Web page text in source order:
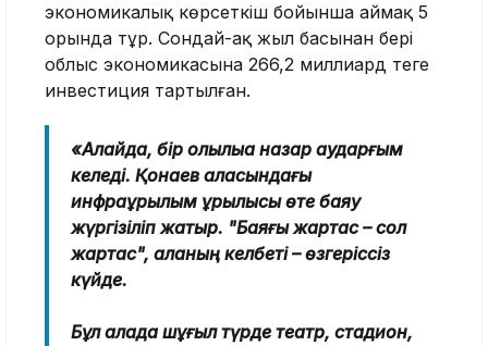
экономикалық көрсеткіш бойынша аймақ 5
орында тұр. Сондай-ақ жыл басынан бері
облыс экономикасына 266,2 миллиард теңге
инвестиция тартылған.
«Алайда, бір олқылыққа назар аударғым
келеді. Қонаев қаласындағы
инфрақұрылым құрылысы өте баяу
жүргізіліп жатыр. "Баяғы жартас – сол
жартас", қаланың келбеті – өзгеріссіз
күйде.
Бұл қалада шұғыл түрде театр, стадион,